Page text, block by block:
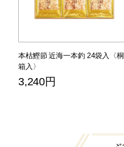
本枯鰹節 近海一本釣 24袋入〈桐
箱入〉
3,240円